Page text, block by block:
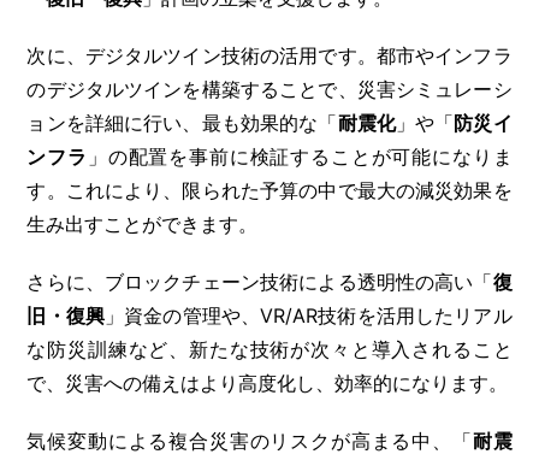
次に、デジタルツイン技術の活用です。都市やインフラ
のデジタルツインを構築することで、災害シミュレーシ
ョンを詳細に行い、最も効果的な「耐震化」や「防災イ
ンフラ 」の配置を事前に検証することが可能になりま
す。これにより、限られた予算の中で最大の減災効果を
生み出すことができます。
さらに、ブロックチェーン技術による透明性の高い「復
旧・復興」資金の管理や、VR/AR技術を活用したリアル
な防災訓練など、新たな技術が次々と導入されること
で、災害への備えはより高度化し、効率的になります。
気候変動による複合災害のリスクが高まる中、「耐震